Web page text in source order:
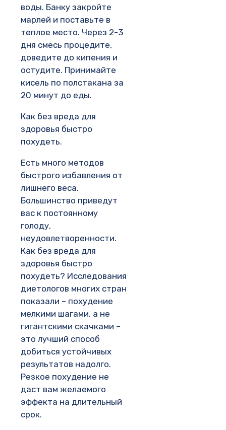
воды. Банку закройте
марлей и поставьте в
теплое место. Через 2-3
дня смесь процедите,
доведите до кипения и
остудите. Принимайте
кисель по полстакана за
20 минут до еды.
Как без вреда для
здоровья быстро
похудеть.
Есть много методов
быстрого избавления от
лишнего веса.
Большинство приведут
вас к постоянному
голоду,
неудовлетворенности.
Как без вреда для
здоровья быстро
похудеть? Исследования
диетологов многих стран
показали – похудение
мелкими шагами, а не
гигантскими скачками –
это лучший способ
добиться устойчивых
результатов надолго.
Резкое похудение не
даст вам желаемого
эффекта на длительный
срок.